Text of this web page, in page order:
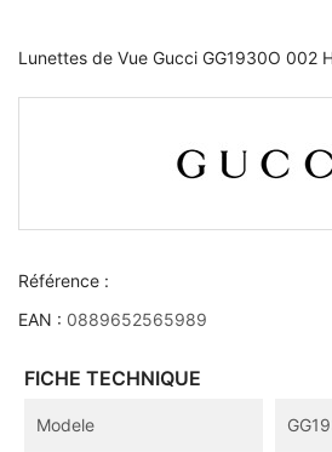
Lunettes de Vue Gucci GG1930O 002
Référence :
EAN : 0889652565989
FICHE TECHNIQUE
Modele